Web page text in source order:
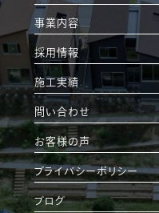
事業内容
採用情報
施工実績
問い合わせ
お客様の声
プライバシーポリシー
ブログ